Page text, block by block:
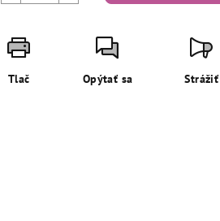
Tlač Opýtať sa Strážiť